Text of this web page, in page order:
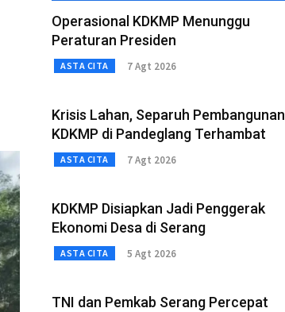
Operasional KDKMP Menunggu
Peraturan Presiden
ASTA CITA 7 Agt 2026
Krisis Lahan, Separuh Pembangunan
KDKMP di Pandeglang Terhambat
ASTA CITA 7 Agt 2026
KDKMP Disiapkan Jadi Penggerak
Ekonomi Desa di Serang
ASTA CITA 5 Agt 2026
TNI dan Pemkab Serang Percepat